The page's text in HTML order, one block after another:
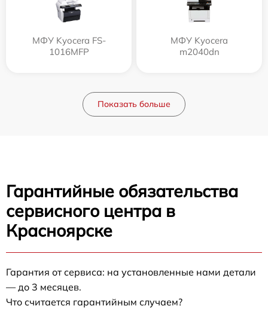
МФУ Kyocera FS-
1016MFP
МФУ Kyocera
m2040dn
Показать больше
Гарантийные обязательства
сервисного центра в
Красноярске
Гарантия от сервиса: на установленные нами детали
— до 3 месяцев.
Что считается гарантийным случаем?